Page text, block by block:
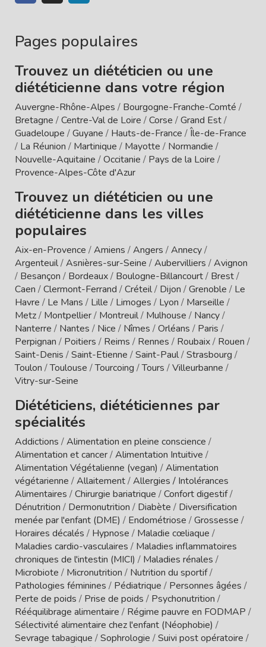
Pages populaires
Trouvez un diététicien ou une
diététicienne dans votre région
Auvergne-Rhône-Alpes / Bourgogne-Franche-Comté /
Bretagne /Centre-Val de Loire /Corse /Grand Est/
Guadeloupe /Guyane / Hauts-de-France /Île-de-France
/ La Réunion / Martinique / Mayotte / Normandie /
Nouvelle-Aquitaine /Occitanie / Pays de la Loire /
Provence-Alpes-Côte d'Azur
Trouvez un diététicien ou une
diététicienne dans les villes
populaires
Aix-en-Provence /Amiens /Angers /Annecy/
Argenteuil/Asnières-sur-Seine /Aubervilliers /Avignon
/ Besançon / Bordeaux/ Boulogne-Billancourt/ Brest/
Caen /Clermont-Ferrand /Créteil/ Dijon /Grenoble / Le
Havre / Le Mans / Lille / Limoges / Lyon / Marseille /
Metz/ Montpellier/ Montreuil/ Mulhouse / Nancy/
Nanterre / Nantes / Nice / Nîmes /Orléans / Paris /
Perpignan / Poitiers / Reims / Rennes / Roubaix/ Rouen /
Saint-Denis /Saint-Etienne /Saint-Paul/Strasbourg /
Toulon /Toulouse /Tourcoing /Tours /Villeurbanne /
Vitry-sur-Seine
Diététiciens, diététiciennes par
spécialités
Addictions /Alimentation en pleine conscience /
Alimentation et cancer/Alimentation Intuitive /
Alimentation Végétalienne (vegan) /Alimentation
végétarienne /Allaitement/Allergies / Intolérances
Alimentaires /Chirurgie bariatrique /Confort digestif/
Dénutrition / Dermonutrition / Diabète / Diversification
menée par l'enfant (DME) / Endométriose /Grossesse /
Horaires décalés / Hypnose / Maladie cœliaque /
Maladies cardio-vasculaires / Maladies inflammatoires
chroniques de l'intestin (MICI) / Maladies rénales /
Microbiote / Micronutrition / Nutrition du sportif/
Pathologies féminines / Pédiatrique / Personnes âgées /
Perte de poids / Prise de poids / Psychonutrition /
Rééquilibrage alimentaire / Régime pauvre en FODMAP /
Sélectivité alimentaire chez l'enfant (Néophobie) /
Sevrage tabagique /Sophrologie /Suivi post opératoire /